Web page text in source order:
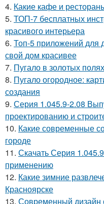
4. Какие кафе и
5. ТОП-7 бесплатных
красивого интерьера
6. Топ-5 приложений для
свой дом красивее
7. Пугало в золотых
8. Пугало огородное:
создания
9. Серия 1.045.9-2.08
проектированию и
10. Какие современные
городе
11. Скачать Серия
применению
12. Какие зимние
Красноярске
13. Современный дизайн